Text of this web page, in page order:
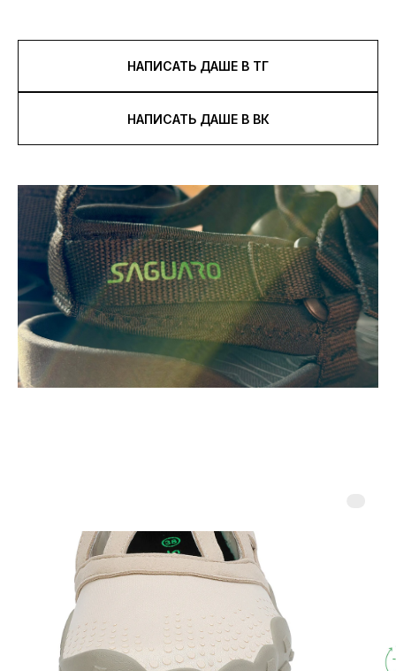
НАПИСАТЬ ДАШЕ В ТГ
НАПИСАТЬ ДАШЕ В ВК
©2023 Босоногая
Москва. Все права
защищены.
Каталог
Детская
Аксессуары
Зимняя
Делаем босоногую обувь
доступной и привлекательной.